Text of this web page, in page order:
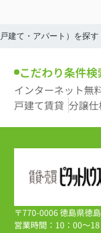
建て・アパート）を探す
こだわり条件検
インターネット無
戸建て賃貸 分譲
〒770-0006 徳島県徳
営業時間：10：00～